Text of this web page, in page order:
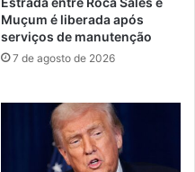
Muçum é liberada após
serviços de manutenção
7 de agosto de 2026